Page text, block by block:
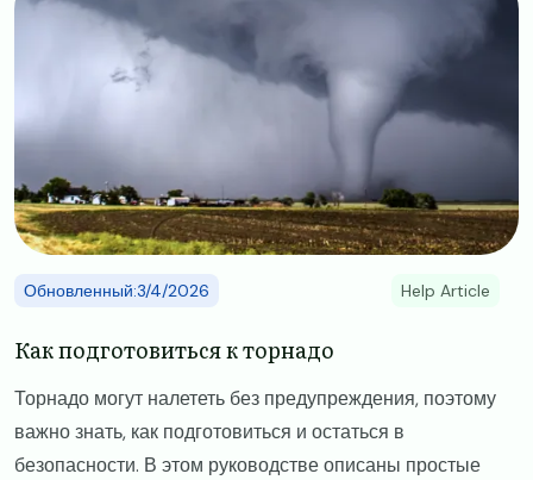
Обновленный:3/4/2026 Help Article
​​Как подготовиться к торнадо
Торнадо могут налететь без предупреждения, поэтому
важно знать, как подготовиться и остаться в
безопасности. В этом руководстве описаны простые